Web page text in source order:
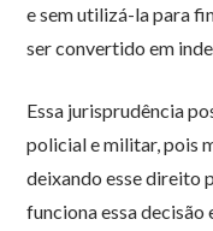
e sem utilizá-la para
ser convertido em
Essa jurisprudência
policial e militar, pois
deixando esse direito
funciona essa